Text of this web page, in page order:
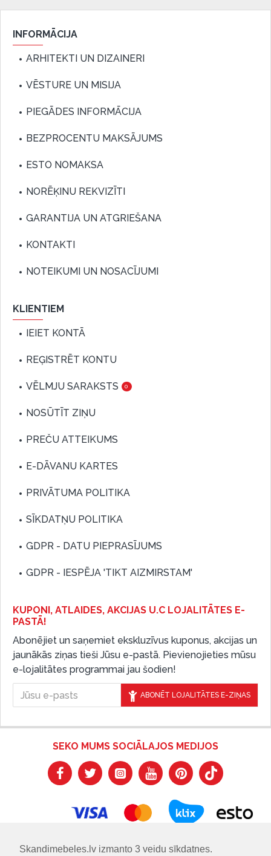
Skandimebeles.lv izmanto 3 veidu sīkdatnes.
INFORMĀCIJA
ARHITEKTI UN DIZAINERI
VĒSTURE UN MISIJA
PIEGĀDES INFORMĀCIJA
BEZPROCENTU MAKSĀJUMS
ESTO NOMAKSA
NORĒĶINU REKVIZĪTI
GARANTIJA UN ATGRIEŠANA
KONTAKTI
NOTEIKUMI UN NOSACĪJUMI
KLIENTIEM
IEIET KONTĀ
REĢISTRĒT KONTU
VĒLMJU SARAKSTS 0
NOSŪTĪT ZIŅU
PREČU ATTEIKUMS
E-DĀVANU KARTES
PRIVĀTUMA POLITIKA
SĪKDATŅU POLITIKA
GDPR - DATU PIEPRASĪJUMS
GDPR - IESPĒJA 'TIKT AIZMIRSTAM'
KUPONI, ATLAIDES, AKCIJAS U.C LOJALITĀTES E-
PASTĀ!
Abonējiet un saņemiet ekskluzīvus kuponus, akcijas un
jaunākās ziņas tieši Jūsu e-pastā. Pievienojieties mūsu
e-lojalitātes programmai jau šodien!
ABONĒT LOJALITĀTES E-ZIŅAS
SEKO MUMS SOCIĀLAJOS MEDIJOS